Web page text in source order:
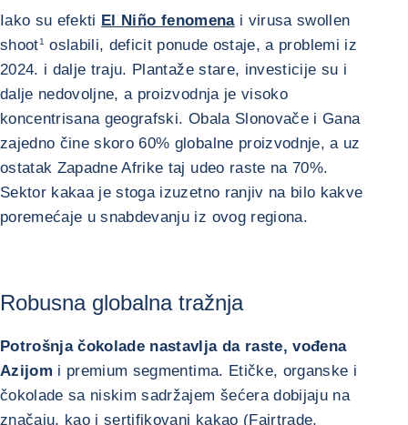
Iako su efekti El Niño fenomenai virusa swollen
shoot1
oslabili, deficit ponude ostaje, a problemi iz
2024. i dalje traju. Plantaže stare, investicije su i
dalje nedovoljne, a proizvodnja je visoko
koncentrisana geografski. Obala Slonovače i Gana
zajedno čine skoro 60% globalne proizvodnje, a uz
ostatak Zapadne Afrike taj udeo raste na 70%.
Sektor kakaa je stoga izuzetno ranjiv na bilo kakve
poremećaje u snabdevanju iz ovog regiona.
Robusna globalna tražnja
Potrošnja čokolade nastavlja da raste, vođena
Azijom i premium segmentima. Etičke, organske i
čokolade sa niskim sadržajem šećera dobijaju na
značaju, kao i sertifikovani kakao (Fairtrade,